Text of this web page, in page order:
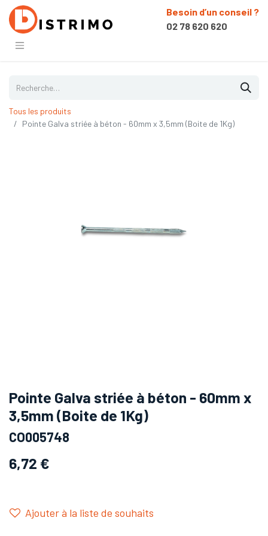
Besoin d’un conseil ?
02 78 620 620
Tous les produits
Pointe Galva striée à béton - 60mm x 3,5mm (Boite de 1Kg)
Pointe Galva striée à béton - 60mm x
3,5mm (Boite de 1Kg)
CO005748
6,72 €
Ajouter à la liste de souhaits